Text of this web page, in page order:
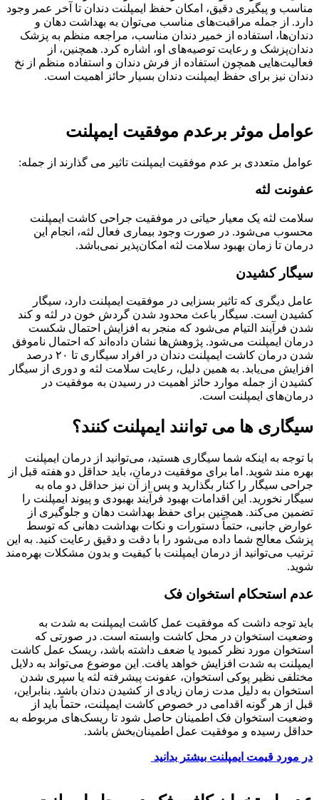
مناسب و پیگیری دقیق، امکان حفظ ایمپلنت دندان تا آخر عمر وجود
دارد. از جمله مراقبت‌های مناسب می‌توان به بهداشت دهان و
دندان‌ها، استفاده از خمیر دندان مناسب، مراجعه منظم به پزشک
دندان‌پزشک و رعایت توصیه‌های او، اشاره کرد. همچنین، از
فعالیت‌هایی همچون استفاده از فرش دندان و استفاده منظم از نخ
دندان نیز برای حفظ ایمپلنت دندان بسیار حائز اهمیت است.
عوامل موثر برعدم موفقیت ایمپلنت
عوامل متعددی بر عدم موفقیت ایمپلنت تاثیر می گذارند از جمله:
عفونت لثه
سلامت لثه یک معیار حیاتی در موفقیت جراحی کاشت ایمپلنت
محسوب می‌شود. در صورت وجود بیماری فعال لثه، انجام این
درمان تا زمان بهبود سلامت لثه امکان‌پذیر نمی‌باشد.
سیگار کشیدن
عامل دیگری که تاثیر بسزایی در موفقیت ایمپلنت دارد، سیگار
کشیدن است. سیگار باعث محدود شدن گردش خون در لثه و کند
شدن فرآیند التیام می‌شود که منجر به افزایش احتمال شکست
درمان ایمپلنت می‌شود. پژوهش‌ها نشان داده‌اند که احتمال ناموفق
شدن درمان کاشت ایمپلنت دندان در افراد سیگاری تا ۲۰ درصد
افزایش می‌یابد. به همین دلیل، رعایت سلامت لثه و دوری از سیگار
کشیدن از جمله موارد حائز اهمیت در رسیدن به موفقیت در
درمان‌های ایمپلنت است.
سیگاری ها می توانند ایمپلنت کنند؟
با توجه به اینکه شما سیگاری هستید، می‌توانید از درمان ایمپلنت
بهره مند شوید. اما برای موفقیت درمان، باید حداقل دو هفته قبل از
جراحی سیگار را کنار بگذارید و پس از آن نیز حداقل دو ماه به
سیگار نخورید. این اقدامات بهبود فرآیند بهبودی و پیوند ایمپلنت را
تضمین می‌کند. همچنین برای حفظ بهداشت دهان و جلوگیری از
عوارض جانبی، حتماً دستورات و نکات بهداشت دهانی که توسط
پزشک معالج شما داده می‌شود را با دقت و دقیق رعایت کنید. به این
ترتیب می‌توانید از درمان ایمپلنت با کیفیت و بدون مشکلات بهره‌مند
شوید.
عدم استحکام استخوان فک
باید توجه داشت که موفقیت عمل کاشت ایمپلنت به شدت به
وضعیت استخوان در محل کاشت وابسته است. در صورتی که
استخوان مورد نظر کمبود یا ضعف داشته باشد، ریسک عمل کاشت
ایمپلنت به شدت افزایش خواهد یافت. این موضوع می‌تواند به دلایل
مختلفی نظیر پوکی استخوان، عفونت پیشرفته لثه یا سپری شدن
استخوان به دلیل مدت زمان زیادی از کشیدن دندان باشد. بنابراین،
قبل از هر گونه اقدامی در خصوص کاشت ایمپلنت، حتماً باید از
وضعیت استخوان فک اطمینان حاصل شود تا ریسک‌های مربوطه به
حداقل رسیده و موفقیت عمل اطمینان‌بخش باشد.
در مورد قیمت ایمپلنت بیشتر بدانید